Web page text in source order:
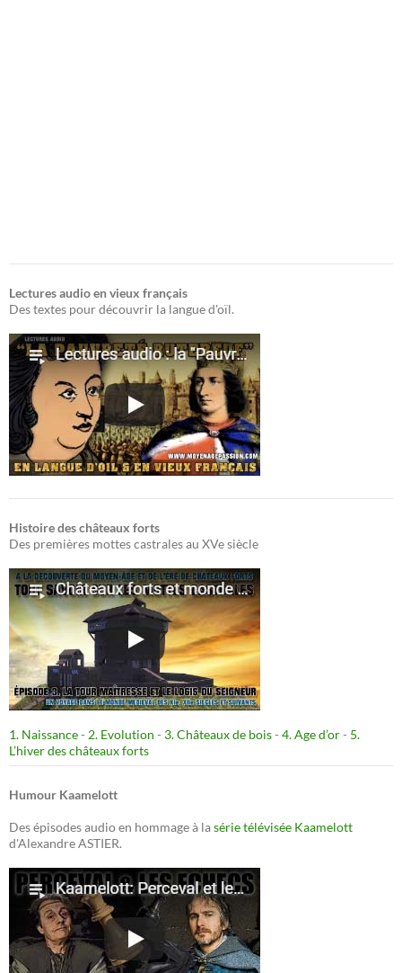
Lectures audio en vieux français
Des textes pour découvrir la langue d'oïl.
Histoire des châteaux forts
Des premières mottes castrales au XVe siècle
1. Naissance- 2. Evolution - 3. Châteaux de bois- 4. Age d’or- 5.
L’hiver des châteaux forts
Humour Kaamelott
Des épisodes audio en hommage à lasérie télévisée Kaamelott
d'Alexandre ASTIER.